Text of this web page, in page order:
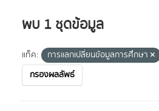
พบ 1 ชุดข้อมูล
แท็ค:
การแลกเปลี่ยนข้อมูลการศึกษา
กรองผลลัพธ์